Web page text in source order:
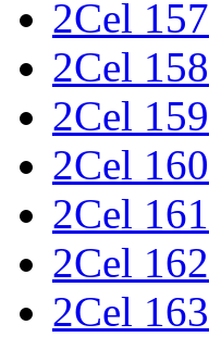
2Cel 157
2Cel 158
2Cel 159
2Cel 160
2Cel 161
2Cel 162
2Cel 163